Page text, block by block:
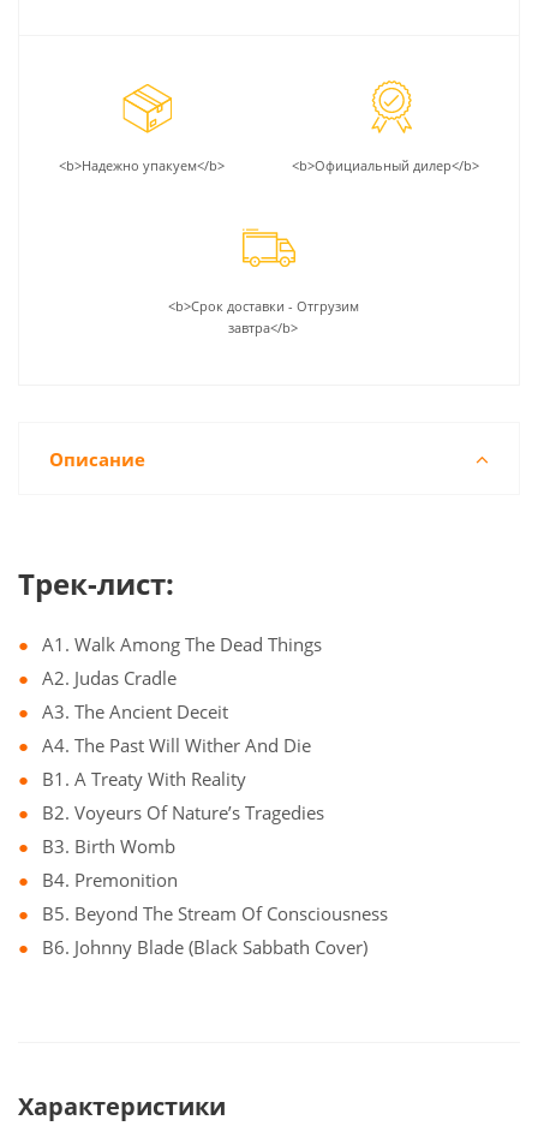
<b>Надежно упакуем</b> <b>Официальный дилер</b>
<b>Срок доставки - Отгрузим
завтра</b>
Описание
Трек-лист:
A1. Walk Among The Dead Things
A2. Judas Cradle
A3. The Ancient Deceit
A4. The Past Will Wither And Die
B1. A Treaty With Reality
B2. Voyeurs Of Nature’s Tragedies
B3. Birth Womb
B4. Premonition
B5. Beyond The Stream Of Consciousness
B6. Johnny Blade (Black Sabbath Cover)
Характеристики